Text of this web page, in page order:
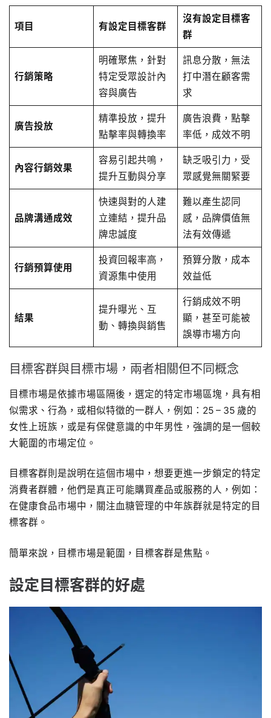
項目 有設定目標客群
沒有設定目標客
群
行銷策略
明確聚焦，針對
特定受眾設計內
容與廣告
訊息分散，無法
打中潛在顧客需
求
廣告投放
精準投放，提升
點擊率與轉換率
廣告浪費，點擊
率低，成效不明
內容行銷效果
容易引起共鳴，
提升互動與分享
缺乏吸引力，受
眾感覺無關緊要
品牌溝通成效
快速與對的人建
立連結，提升品
牌忠誠度
難以產生認同
感，品牌價值無
法有效傳遞
行銷預算使用
投資回報率高，
資源集中使用
預算分散，成本
效益低
結果
提升曝光、互
動、轉換與銷售
行銷成效不明
顯，甚至可能被
誤導市場方向
目標客群與目標市場，兩者相關但不同概念
目標市場是依據市場區隔後，選定的特定市場區塊，具有相
似需求、行為，或相似特徵的一群人，例如：25 – 35 歲的
女性上班族，或是有保健意識的中年男性，強調的是一個較
大範圍的市場定位。
目標客群則是說明在這個市場中，想要更進一步鎖定的特定
消費者群體，他們是真正可能購買產品或服務的人，例如：
在健康食品市場中，關注血糖管理的中年族群就是特定的目
標客群。
簡單來說，目標市場是範圍，目標客群是焦點。
設定目標客群的好處